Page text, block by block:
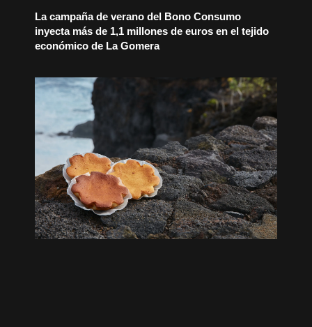
La campaña de verano del Bono Consumo
inyecta más de 1,1 millones de euros en el tejido
económico de La Gomera